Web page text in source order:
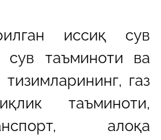
иссиқ сув
сув таъминоти ва
газ
таъминоти,
алоқа